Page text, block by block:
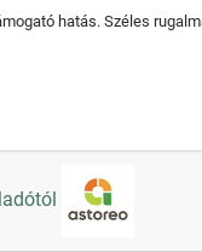
hatás. Széles